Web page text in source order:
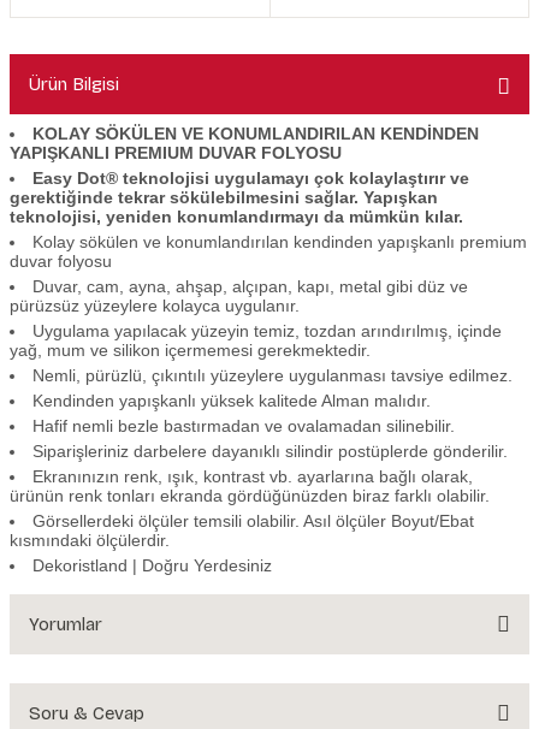
Ürün Bilgisi
KOLAY SÖKÜLEN VE KONUMLANDIRILAN KENDİNDEN
YAPIŞKANLI PREMIUM DUVAR FOLYOSU
Easy Dot® teknolojisi uygulamayı çok kolaylaştırır ve
gerektiğinde tekrar sökülebilmesini sağlar. Yapışkan
teknolojisi, yeniden konumlandırmayı da mümkün kılar.
Kolay sökülen ve konumlandırılan kendinden yapışkanlı premium
duvar folyosu
Duvar, cam, ayna, ahşap, alçıpan, kapı, metal gibi düz ve
pürüzsüz yüzeylere kolayca uygulanır.
Uygulama yapılacak yüzeyin temiz, tozdan arındırılmış, içinde
yağ, mum ve silikon içermemesi gerekmektedir.
Nemli, pürüzlü, çıkıntılı yüzeylere uygulanması tavsiye edilmez.
Kendinden yapışkanlı yüksek kalitede Alman malıdır.
Hafif nemli bezle bastırmadan ve ovalamadan silinebilir.
Siparişleriniz darbelere dayanıklı silindir postüplerde gönderilir.
Ekranınızın renk, ışık, kontrast vb. ayarlarına bağlı olarak,
ürünün renk tonları ekranda gördüğünüzden biraz farklı olabilir.
Görsellerdeki ölçüler temsili olabilir. Asıl ölçüler Boyut/Ebat
kısmındaki ölçülerdir.
Dekoristland | Doğru Yerdesiniz
Yorumlar
Soru & Cevap